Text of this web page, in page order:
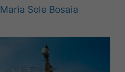
Maria Sole Bosaia